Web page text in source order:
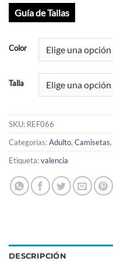
Guía de Tallas
Color
Talla
SKU: REF066
Categorías:Adulto, Camisetas,
Etiqueta:valencia
DESCRIPCIÓN